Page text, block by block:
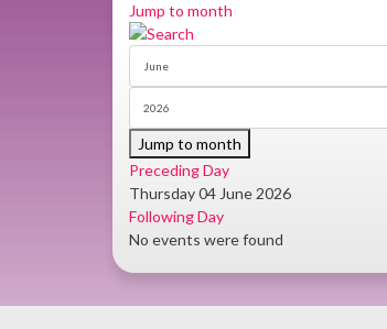
Jump to month
Jump to month
Preceding Day
Thursday 04 June 2026
Following Day
No events were found